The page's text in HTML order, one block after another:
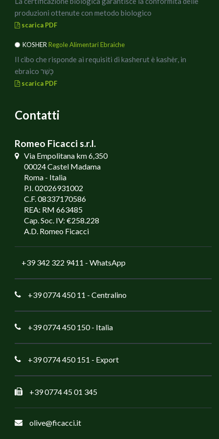
produzioni ottenute con metodo biologico
scarica PDF
KOSHERRegole Alimentari Ebraiche
Il cibo che risponde ai requisiti di kasherut è kashèr, in
ebraico כָּשֵׁר
scarica PDF
Contatti
Romeo Ficacci s.r.l.
Via Empolitana km 6,350
00024 Castel Madama
Roma - Italia
P.I. 02026931002
C.F. 08337170586
REA: RM 663485
Cap. Soc. IV: €258.228
A.D. Romeo Ficacci
+39 342 322 9411 - WhatsApp
+39 0774 450 11 - Centralino
+39 0774 450 150- Italia
+39 0774 450 151 - Export
+39 0774 45 01 345
olive@ficacci.it